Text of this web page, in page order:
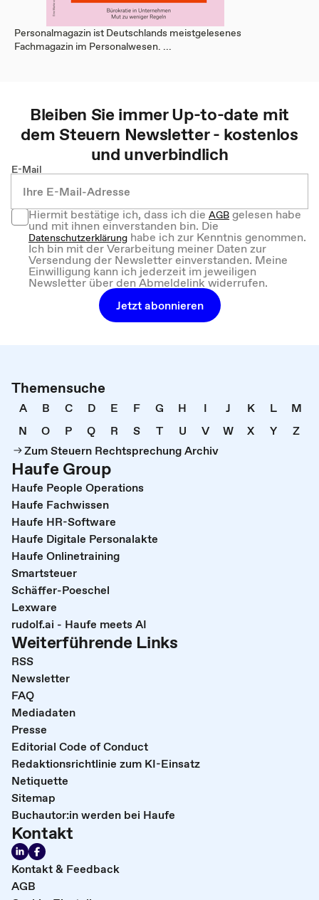
Personalmagazin ist Deutschlands meistgelesenes
Fachmagazin im Personalwesen. ...
Bleiben Sie immer Up-to-date mit
demSteuern Newsletter - kostenlos
und unverbindlich
E-Mail
Hiermit bestätige ich, dass ich dieAGBgelesen habe
und mit ihnen einverstanden bin. Die
Datenschutzerklärung habe ich zur Kenntnis genommen.
Ich bin mit der Verarbeitung meiner Daten zur
Versendung der Newsletter einverstanden. Meine
Einwilligung kann ich jederzeit im jeweiligen
Newsletter über den Abmeldelink widerrufen.
Jetzt abonnieren
Themensuche
A B C D E F G H I J K L
M
N
O P Q R S T U V W X Y
Z
Zum Steuern Rechtsprechung Archiv
Haufe Group
Haufe People Operations
Haufe Fachwissen
Haufe HR-Software
Haufe Digitale Personalakte
Haufe Onlinetraining
Smartsteuer
Schäffer-Poeschel
Lexware
rudolf.ai - Haufe meets AI
Weiterführende Links
RSS
Newsletter
FAQ
Mediadaten
Presse
Editorial Code of Conduct
Redaktionsrichtlinie zum KI-Einsatz
Netiquette
Sitemap
Buchautor:in werden bei Haufe
Kontakt
Kontakt & Feedback
AGB